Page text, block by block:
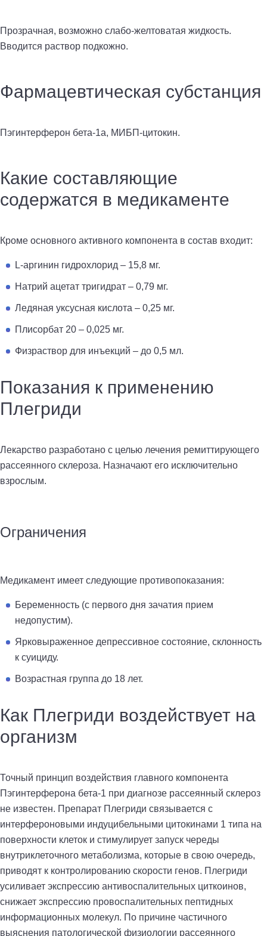
Прозрачная, возможно слабо-желтоватая жидкость.
Вводится раствор подкожно.
Фармацевтическая субстанция
Пэгинтерферон бета-1а, МИБП-цитокин.
Какие составляющие
содержатся в медикаменте
Кроме основного активного компонента в состав входит:
L-аргинин гидрохлорид – 15,8 мг.
Натрий ацетат тригидрат – 0,79 мг.
Ледяная уксусная кислота – 0,25 мг.
Плисорбат 20 – 0,025 мг.
Физраствор для инъекций – до 0,5 мл.
Показания к применению
Плегриди
Лекарство разработано с целью лечения ремиттирующего
рассеянного склероза. Назначают его исключительно
взрослым.
Ограничения
Медикамент имеет следующие противопоказания:
Беременность (с первого дня зачатия прием
недопустим).
Ярковыраженное депрессивное состояние, склонность
к суициду.
Возрастная группа до 18 лет.
Как Плегриди воздействует на
организм
Точный принцип воздействия главного компонента
Пэгинтерферона бета-1 при диагнозе рассеянный склероз
не известен. Препарат Плегриди связывается с
интерфероновыми индуцибельными цитокинами 1 типа на
поверхности клеток и стимулирует запуск череды
внутриклеточного метаболизма, которые в свою очередь,
приводят к контролированию скорости генов. Плегриди
усиливает экспрессию антивоспалительных циткоинов,
снижает экспрессию провоспалительных пептидных
информационных молекул. По причине частичного
выяснения патологической физиологии рассеянного